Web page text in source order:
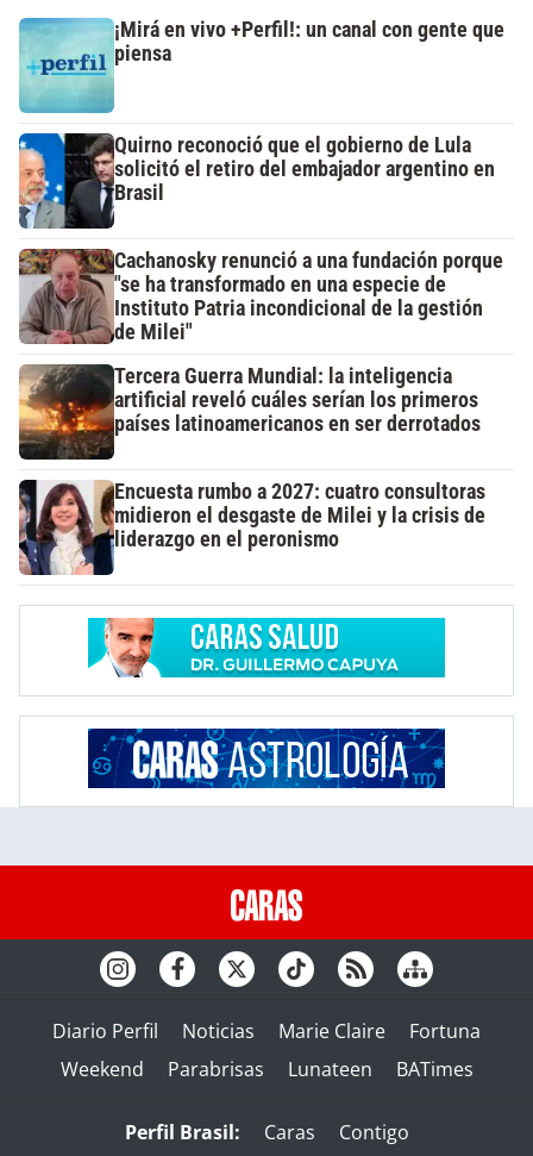
¡Mirá en vivo +Perfil!: un canal con gente que
piensa
Quirno reconoció que el gobierno de Lula
solicitó el retiro del embajador argentino en
Brasil
Cachanosky renunció a una fundación porque
"se ha transformado en una especie de
Instituto Patria incondicional de la gestión
de Milei"
Tercera Guerra Mundial: la inteligencia
artificial reveló cuáles serían los primeros
países latinoamericanos en ser derrotados
Encuesta rumbo a 2027: cuatro consultoras
midieron el desgaste de Milei y la crisis de
liderazgo en el peronismo
Diario Perfil Noticias Marie Claire
Fortuna
Weekend
Parabrisas Lunateen BATimes
Perfil Brasil: Caras Contigo